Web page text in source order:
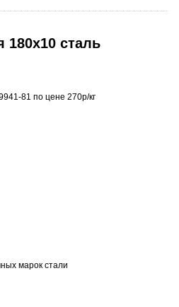
сталь
81 по цене 270р/кг
марок стали